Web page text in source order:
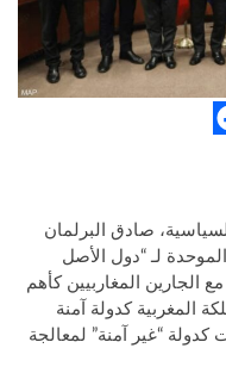
صادق البرلمان
القائمة الموحدة لـ “دول الأصل
مع الجارين المغاربيين كأهم
المغربية كدولة آمنة
“غير آمنة” لمعالجة